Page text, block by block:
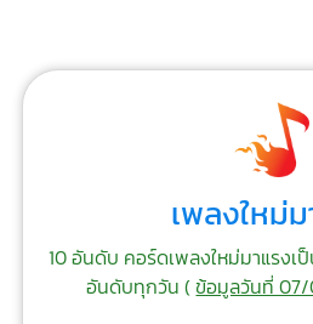
เพลงใหม่
10 อันดับ คอร์ดเพลงใหม่มาแรง
อันดับทุกวัน (ข้อมูลวันที่